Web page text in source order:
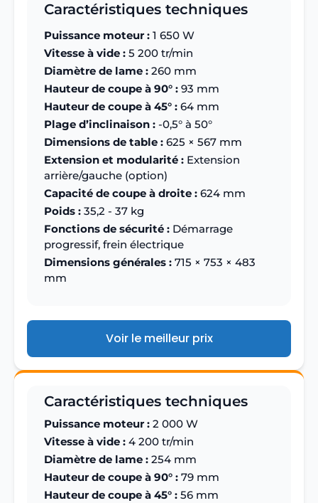
Caractéristiques techniques
Puissance moteur : 1 650 W
Vitesse à vide : 5 200 tr/min
Diamètre de lame : 260 mm
Hauteur de coupe à 90° : 93 mm
Hauteur de coupe à 45° : 64 mm
Plage d’inclinaison : -0,5° à 50°
Dimensions de table : 625 × 567 mm
Extension et modularité : Extension
arrière/gauche (option)
Capacité de coupe à droite : 624 mm
Poids : 35,2 - 37 kg
Fonctions de sécurité : Démarrage
progressif, frein électrique
Dimensions générales : 715 × 753 × 483
mm
Voir le meilleur prix
Caractéristiques techniques
Puissance moteur : 2 000 W
Vitesse à vide : 4 200 tr/min
Diamètre de lame : 254 mm
Hauteur de coupe à 90° : 79 mm
Hauteur de coupe à 45° : 56 mm